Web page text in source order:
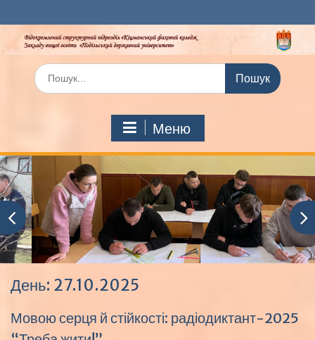
до
вмісту
Шукати:
Меню
День: 27.10.2025
Мовою серця й стійкості: радіодиктант-2025